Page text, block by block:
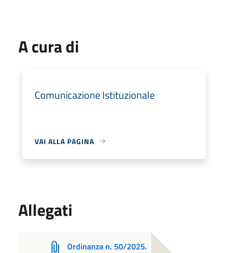
A cura di
Comunicazione Istituzionale
VAI ALLA PAGINA
Allegati
Ordinanza n. 50/2025.